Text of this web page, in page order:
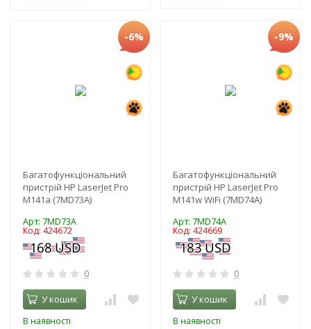
-6%
Багатофункціональний
пристрій HP LaserJet Pro
M141a (7MD73A)
Арт: 7MD73A
Код: 424672
0
У кошик
В наявності
-9%
Багатофункціональний
пристрій HP LaserJet Pro
M141w WiFi (7MD74A)
Арт: 7MD74A
Код: 424669
0
У кошик
В наявності